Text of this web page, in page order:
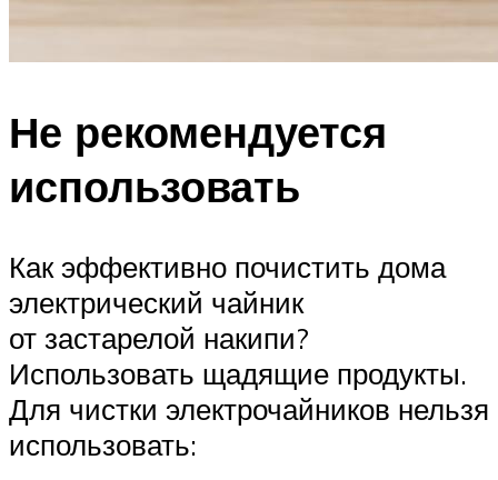
Не рекомендуется
использовать
Как эффективно почистить дома
электрический чайник
от застарелой накипи?
Использовать щадящие продукты.
Для чистки электрочайников нельзя
использовать: